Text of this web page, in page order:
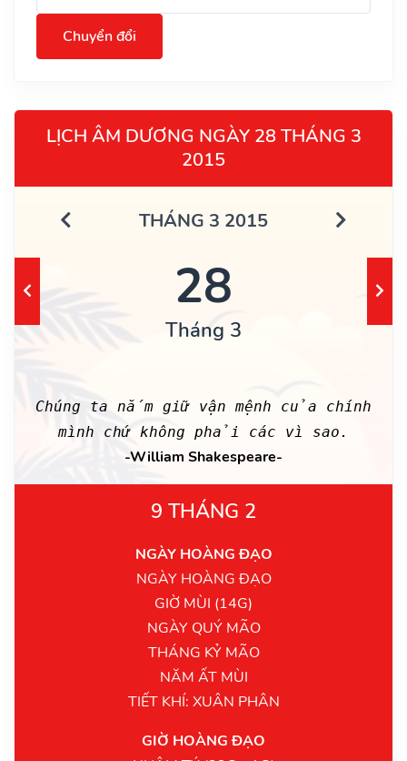
Chuyển đổi
LỊCH ÂM DƯƠNG NGÀY 28 THÁNG 3
2015
THÁNG 3 2015
28
Tháng 3
Chúng ta nắm giữ vận mệnh của chính
mình chứ không phải các vì sao.
-William Shakespeare-
9 THÁNG 2
NGÀY HOÀNG ĐẠO
NGÀY HOÀNG ĐẠO
GIỜ MÙI (14G)
NGÀY QUÝ MÃO
THÁNG KỶ MÃO
NĂM ẤT MÙI
TIẾT KHÍ: XUÂN PHÂN
GIỜ HOÀNG ĐẠO